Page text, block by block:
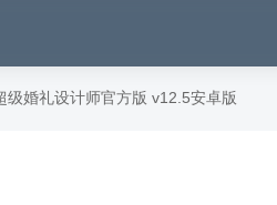
级婚礼设计师官方版 v12.5安卓版